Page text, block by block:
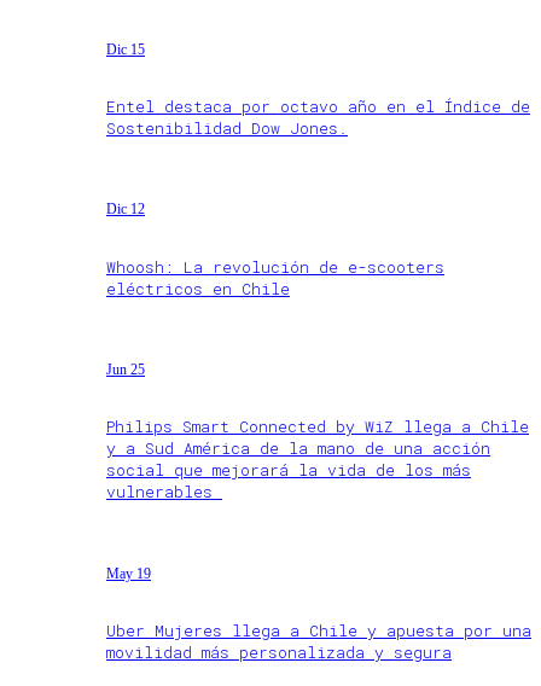
Dic 15
Entel destaca por octavo año en el Índice de
Sostenibilidad Dow Jones.
Dic 12
Whoosh: La revolución de e-scooters
eléctricos en Chile
Jun 25
Philips Smart Connected by WiZ llega a Chile
y a Sud América de la mano de una acción
social que mejorará la vida de los más
vulnerables
May 19
Uber Mujeres llega a Chile y apuesta por una
movilidad más personalizada y segura